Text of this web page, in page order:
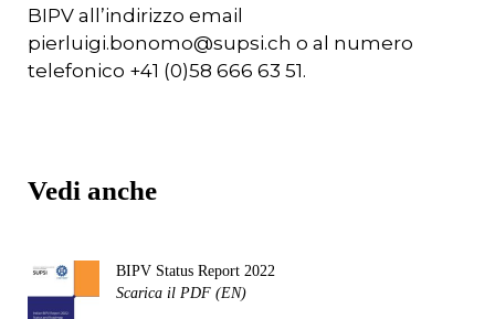
BIPV all’indirizzo email
pierluigi.bonomo@supsi.ch o al numero
telefonico +41 (0)58 666 63 51.
Vedi anche
BIPV Status Report 2022
Scarica il PDF (EN)